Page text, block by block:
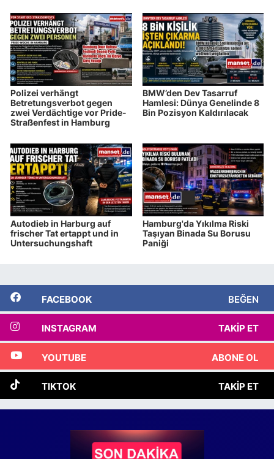
Polizei verhängt
Betretungsverbot gegen
zwei Verdächtige vor Pride-
Straßenfest in Hamburg
BMW’den Dev Tasarruf
Hamlesi: Dünya Genelinde 8
Bin Pozisyon Kaldırılacak
Autodieb in Harburg auf
frischer Tat ertappt und in
Untersuchungshaft
Hamburg'da Yıkılma Riski
Taşıyan Binada Su Borusu
Paniği
FACEBOOK BEĞEN
INSTAGRAM TAKIP ET
YOUTUBE ABONE OL
TIKTOK TAKIP ET